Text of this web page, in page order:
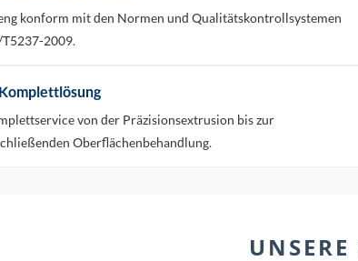
konform mit den Normen und Qualitätskontrollsystemen
2009.
von der Präzisionsextrusion bis zur
Oberflächenbehandlung.